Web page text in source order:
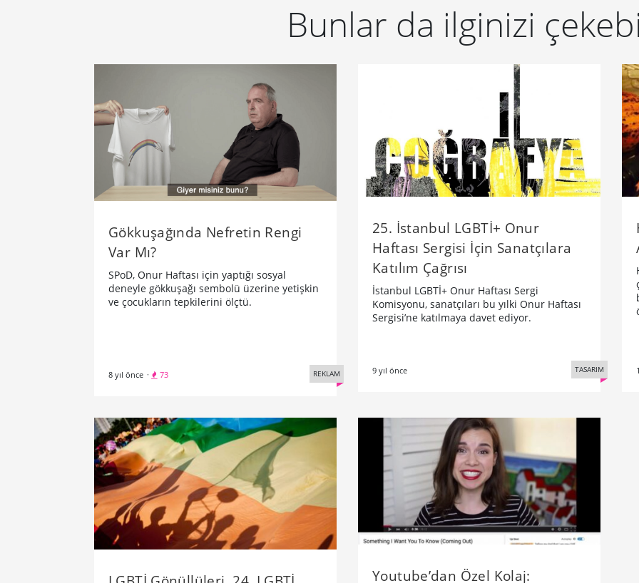
Bunlar da ilginizi
Gökkuşağında Nefretin Rengi
Var Mı?
SPoD, Onur Haftası için yaptığı sosyal
deneyle gökkuşağı sembolü üzerine yetişkin
ve çocukların tepkilerini ölçtü.
8 yıl önce · 73 REKLAM
25. İstanbul LGBTİ+ Onur
Haftası Sergisi İçin Sanatçılara
Katılım Çağrısı
İstanbul LGBTİ+ Onur Haftası Sergi
Komisyonu, sanatçıları bu yılki Onur Haftası
Sergisi’ne katılmaya davet ediyor.
9 yıl önce TASARIM
Youtube’dan Özel Kolaj: